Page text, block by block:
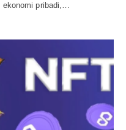
ekonomi pribadi,…